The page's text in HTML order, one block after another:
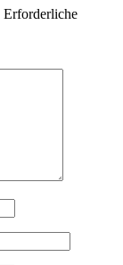
Erforderliche